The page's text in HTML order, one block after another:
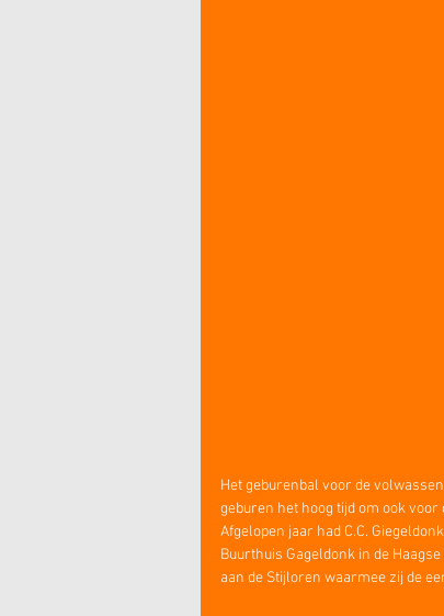
Het geburenbal voor de
geburen het hoog tijd om ook
Afgelopen jaar had C.C.
Buurthuis Gageldonk in de
aan de Stijloren waarmee zij de